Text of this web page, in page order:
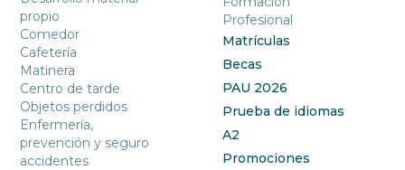
propio
Comedor
Cafetería
Matinera
Centro de tarde
Objetos perdidos
Enfermería,
prevención y seguro
accidentes
Profesional
Matrículas
Becas
PAU 2026
Prueba de idiomas
A2
Promociones